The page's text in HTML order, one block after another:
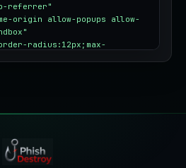
referrer"
origin allow-popups allow-
radius:12px;max-